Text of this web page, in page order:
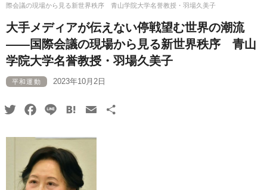
際会議の現場から見る新世界秩序 青山学院大学名誉教授・羽場久美子
大手メディアが伝えない停戦望む世界の潮流
――国際会議の現場から見る新世界秩序 青山
学院大学名誉教授・羽場久美子
平和運動 2023年10月2日
TwitterFacebook
Line HatenaEmail